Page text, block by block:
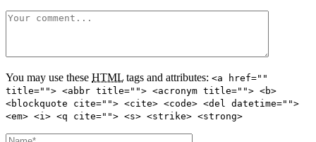
You may use these HTML tags and attributes: <a href=""
title=""> <abbr title=""> <acronym title=""> <b>
<blockquote cite=""> <cite> <code> <del datetime="">
<em> <i> <q cite=""> <s> <strike> <strong>